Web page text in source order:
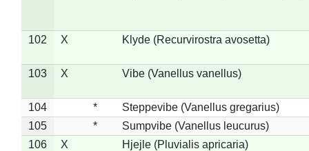
102 X Klyde (Recurvirostra avosetta)
103 X Vibe (Vanellus vanellus)
104 *
Steppevibe (Vanellus gregarius)
105
*
Sumpvibe (Vanellus leucurus)
106
X Hjejle (Pluvialis apricaria)